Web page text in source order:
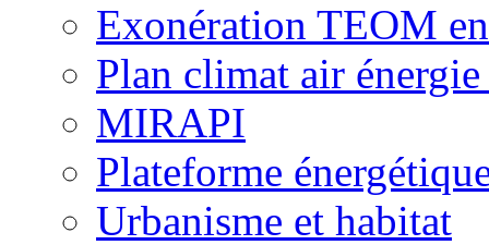
Exonération TEOM
Plan climat air
MIRAPI
Plateforme
Urbanisme et habitat